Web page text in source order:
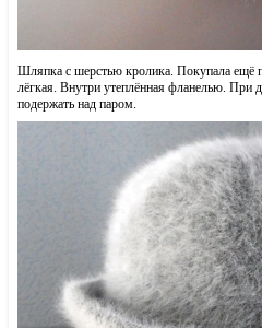
Шляпка с шерстью кролика. Покупала
лёгкая. Внутри утеплённая фланелью. При
подержать над паром.